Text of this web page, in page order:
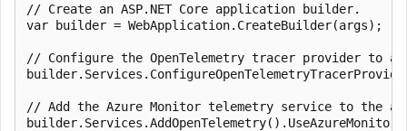
// Create an ASP.NET Core application builder.
var builder = WebApplication.CreateBuilder(args);
// Configure the OpenTelemetry tracer provider to
// Add the Azure Monitor telemetry service to the